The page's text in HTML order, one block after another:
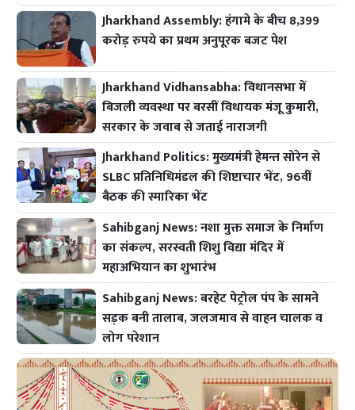
Jharkhand Assembly: हंगामे के बीच 8,399
करोड़ रुपये का प्रथम अनुपूरक बजट पेश
Jharkhand Vidhansabha: विधानसभा में
बिजली व्यवस्था पर बरसीं विधायक मंजू कुमारी,
सरकार के जवाब से जताई नाराजगी
Jharkhand Politics: मुख्यमंत्री हेमन्त सोरेन से
SLBC प्रतिनिधिमंडल की शिष्टाचार भेंट, 96वीं
बैठक की स्मारिका भेंट
Sahibganj News: नशा मुक्त समाज के निर्माण
का संकल्प, सरस्वती शिशु विद्या मंदिर में
महाअभियान का शुभारंभ
Sahibganj News: बरहेट पेट्रोल पंप के सामने
सड़क बनी तालाब, जलजमाव से वाहन चालक व
लोग परेशान